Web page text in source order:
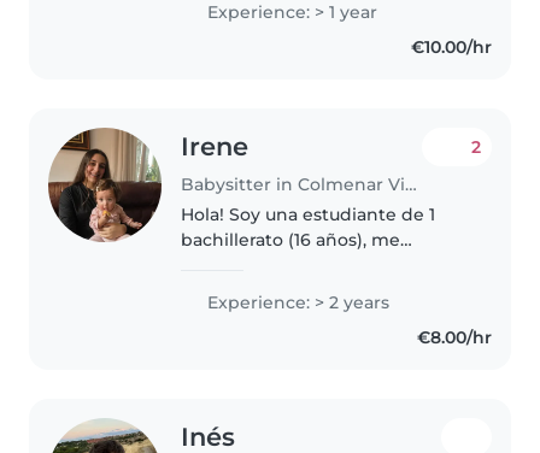
Experience: > 1 year
€10.00/hr
Irene
Babysitter in Colmenar Viejo
2
Hola! Soy una estudiante de 1
bachillerato (16 años), me
muchas ideas de actividades y
muchos juguetes antiguos que
seguro son muy divertidos. Me
Experience: > 2 years
€8.00/hr
Inés